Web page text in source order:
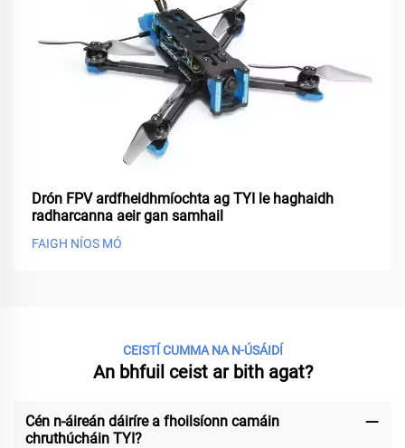
Drón FPV ardfheidhmíochta ag TYI le haghaidh
radharcanna aeir gan samhail
FAIGH NÍOS MÓ
CEISTÍ CUMMA NA N-ÚSÁIDÍ
An bhfuil ceist ar bith agat?
Cén n-áireán dáiríre a fhoilsíonn camáin
chruthúcháin TYI?